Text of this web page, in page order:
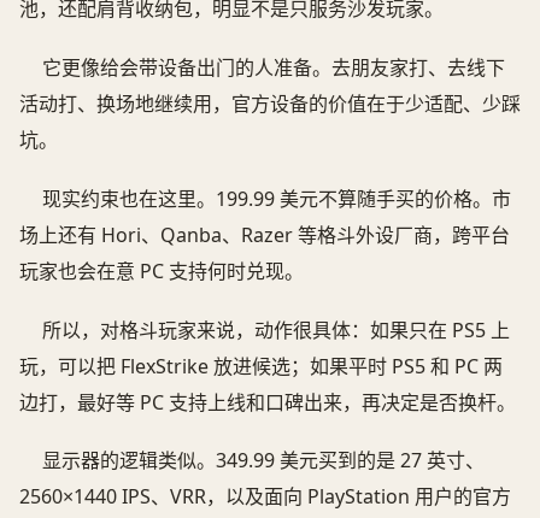
池，还配肩背收纳包，明显不是只服务沙发玩家。
它更像给会带设备出门的人准备。去朋友家打、去线下
活动打、换场地继续用，官方设备的价值在于少适配、少踩
坑。
现实约束也在这里。199.99 美元不算随手买的价格。市
场上还有 Hori、Qanba、Razer 等格斗外设厂商，跨平台
玩家也会在意 PC 支持何时兑现。
所以，对格斗玩家来说，动作很具体：如果只在 PS5 上
玩，可以把 FlexStrike 放进候选；如果平时 PS5 和 PC 两
边打，最好等 PC 支持上线和口碑出来，再决定是否换杆。
显示器的逻辑类似。349.99 美元买到的是 27 英寸、
2560×1440 IPS、VRR，以及面向 PlayStation 用户的官方